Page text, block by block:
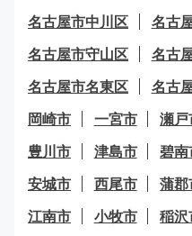
名古屋市中川区
名古
名古屋市守山区
名古
名古屋市名東区
名古
岡崎市
一宮市 瀬
豊川市
津島市 碧
安城市
西尾市 蒲
江南市
小牧市 稲